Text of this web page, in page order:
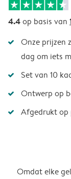
4.4op basis van
Onze prijzen
dag om iets
Set van 10
Ontwerp op
Afgedrukt op
Omdat elke